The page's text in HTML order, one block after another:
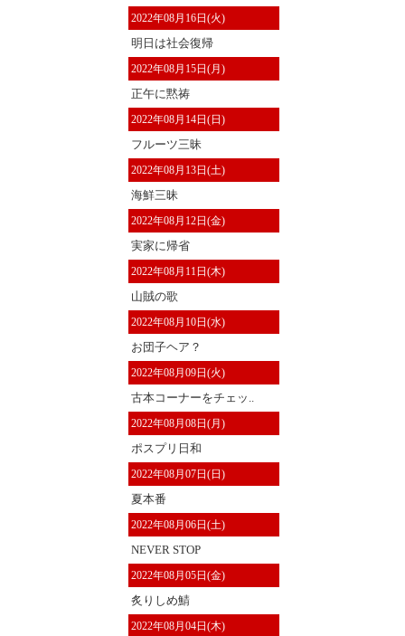
2022年08月16日(火)
明日は社会復帰
2022年08月15日(月)
正午に黙祷
2022年08月14日(日)
フルーツ三昧
2022年08月13日(土)
海鮮三昧
2022年08月12日(金)
実家に帰省
2022年08月11日(木)
山賊の歌
2022年08月10日(水)
お団子ヘア？
2022年08月09日(火)
古本コーナーをチェッ..
2022年08月08日(月)
ポスプリ日和
2022年08月07日(日)
夏本番
2022年08月06日(土)
NEVER STOP
2022年08月05日(金)
炙りしめ鯖
2022年08月04日(木)